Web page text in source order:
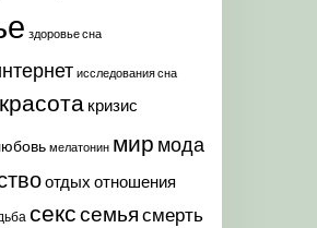
здоровье сна
исследования сна
красота кризис
мелатонин мир мода
отдых отношения
секссемья смерть